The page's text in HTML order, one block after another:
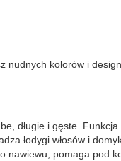
kolorów i
długie i gęste.
łodygi włosów i
pomaga pod